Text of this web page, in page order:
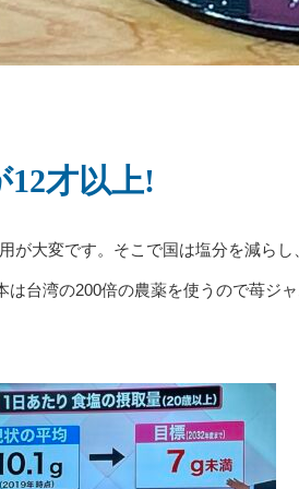
才以上!
が大変です。そこで国は塩分を減ら
台湾の200倍の農薬を使うので苺ジ